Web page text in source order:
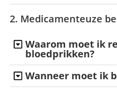
2. Medicamenteuze
Waarom moet ik
bloedprikken?
Wanneer moet ik